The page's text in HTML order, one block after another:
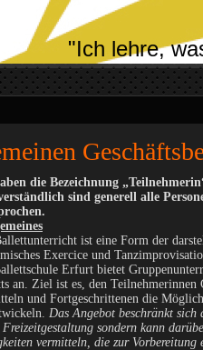
"Ich lehre, was
die Bezeichnung
sind generell alle
ist eine Form der
Exercice und
Erfurt bietet
an. Ziel ist es, den Teilnehmerinnen
und Fortgeschrittenen die
Das Angebot beschränkt
sondern kann
vermitteln, die zur Vorbereitung